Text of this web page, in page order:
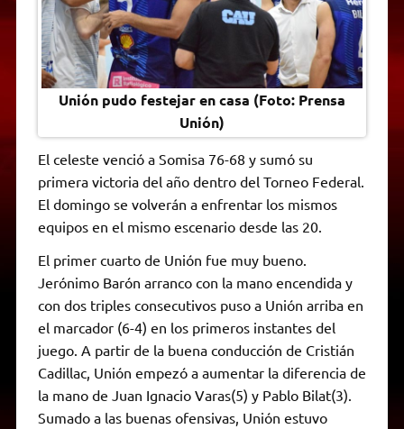
Unión pudo festejar en casa (Foto: Prensa
Unión)
El celeste venció a Somisa 76-68 y sumó su
primera victoria del año dentro del Torneo Federal.
El domingo se volverán a enfrentar los mismos
equipos en el mismo escenario desde las 20.
El primer cuarto de Unión fue muy bueno.
Jerónimo Barón arranco con la mano encendida y
con dos triples consecutivos puso a Unión arriba en
el marcador (6-4) en los primeros instantes del
juego. A partir de la buena conducción de Cristián
Cadillac, Unión empezó a aumentar la diferencia de
la mano de Juan Ignacio Varas(5) y Pablo Bilat(3).
Sumado a las buenas ofensivas, Unión estuvo